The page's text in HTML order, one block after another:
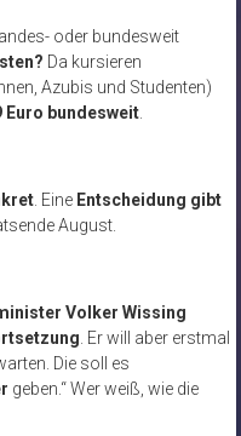
oder bundesweit
Da kursieren
Azubis und Studenten)
Euro bundesweit.
. Eine Entscheidung gibt
August.
Volker Wissing
. Er will aber erstmal
Die soll es
geben.“ Wer weiß, wie die